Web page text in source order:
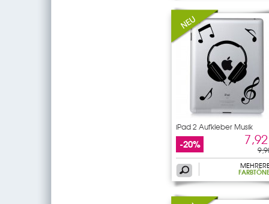
iPad 2 Aufkleber Musik
-20%